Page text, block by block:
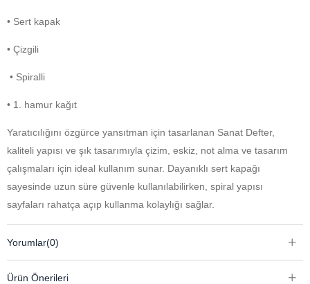
• Sert kapak
• Çizgili
• Spiralli
• 1. hamur kağıt
Yaratıcılığını özgürce yansıtman için tasarlanan Sanat Defter,
kaliteli yapısı ve şık tasarımıyla çizim, eskiz, not alma ve tasarım
çalışmaları için ideal kullanım sunar. Dayanıklı sert kapağı
sayesinde uzun süre güvenle kullanılabilirken, spiral yapısı
sayfaları rahatça açıp kullanma kolaylığı sağlar.
tekniklerinde konforlu bir kullanım deneyimi sunar. Hem öğrenciler
Yorumlar(0)
Ürün Önerileri